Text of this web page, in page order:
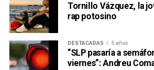
Tornillo Vázquez, la
rap potosino
DESTACADAS 5 años
“SLP pasaría a
viernes”: Andreu